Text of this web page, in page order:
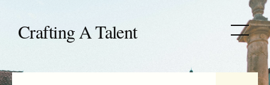
‎Crafting A Talent